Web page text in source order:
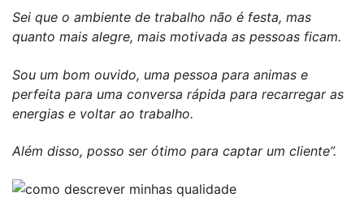
Sei que o ambiente de trabalho não é festa, mas
quanto mais alegre, mais motivada as pessoas ficam.
Sou um bom ouvido, uma pessoa para animas e
perfeita para uma conversa rápida para recarregar as
energias e voltar ao trabalho.
Além disso, posso ser ótimo para captar um cliente”.